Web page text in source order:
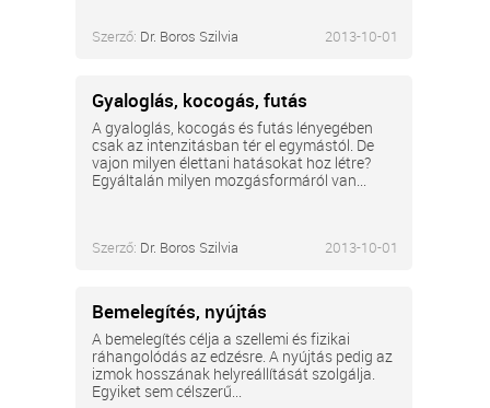
Szerző: Dr. Boros Szilvia 2013-10-01
Gyaloglás, kocogás, futás
A gyaloglás, kocogás és futás lényegében
csak az intenzitásban tér el egymástól. De
vajon milyen élettani hatásokat hoz létre?
Egyáltalán milyen mozgásformáról van...
Szerző: Dr. Boros Szilvia 2013-10-01
Bemelegítés, nyújtás
A bemelegítés célja a szellemi és fizikai
ráhangolódás az edzésre. A nyújtás pedig az
izmok hosszának helyreállítását szolgálja.
Egyiket sem célszerű...